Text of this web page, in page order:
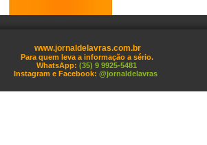
www.jornaldelavras.com.br
Para quem leva a informação a sério.
WhatsApp: (35) 9 9925-5481
Instagram e Facebook: @jornaldelavras